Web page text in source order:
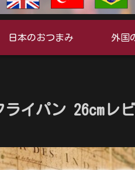
日本のおつまみ 外国
ライパン 26cmレ